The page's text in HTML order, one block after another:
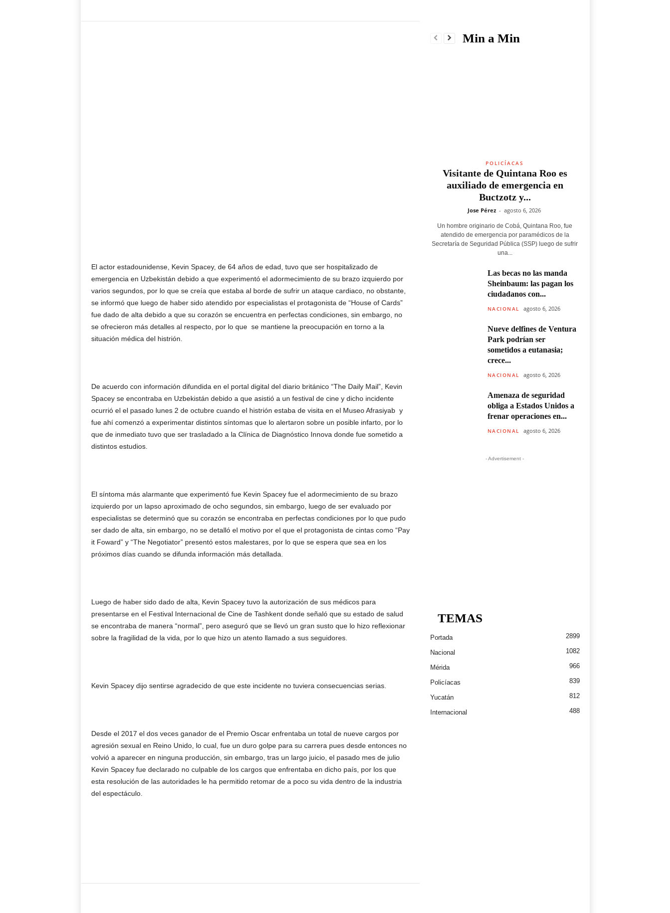
El actor estadounidense, Kevin Spacey, de 64 años de edad, tuvo que ser hospitalizado de
emergencia en Uzbekistán debido a que experimentó el adormecimiento de su brazo izquierdo por
varios segundos, por lo que se creía que estaba al borde de sufrir un ataque cardiaco, no obstante,
se informó que luego de haber sido atendido por especialistas el protagonista de “House of Cards”
fue dado de alta debido a que su corazón se encuentra en perfectas condiciones, sin embargo, no
se ofrecieron más detalles al respecto, por lo que se mantiene la preocupación en torno a la
situación médica del histrión.
De acuerdo con información difundida en el portal digital del diario británico “The Daily Mail”, Kevin
Spacey se encontraba en Uzbekistán debido a que asistió a un festival de cine y dicho incidente
ocurrió el el pasado lunes 2 de octubre cuando el histrión estaba de visita en el Museo Afrasiyab y
fue ahí comenzó a experimentar distintos síntomas que lo alertaron sobre un posible infarto, por lo
que de inmediato tuvo que ser trasladado a la Clínica de Diagnóstico Innova donde fue sometido a
distintos estudios.
El síntoma más alarmante que experimentó fue Kevin Spacey fue el adormecimiento de su brazo
izquierdo por un lapso aproximado de ocho segundos, sin embargo, luego de ser evaluado por
especialistas se determinó que su corazón se encontraba en perfectas condiciones por lo que pudo
ser dado de alta, sin embargo, no se detalló el motivo por el que el protagonista de cintas como “Pay
it Foward” y “The Negotiator” presentó estos malestares, por lo que se espera que sea en los
próximos días cuando se difunda información más detallada.
Luego de haber sido dado de alta, Kevin Spacey tuvo la autorización de sus médicos para
presentarse en el Festival Internacional de Cine de Tashkent donde señaló que su estado de salud
se encontraba de manera “normal”, pero aseguró que se llevó un gran susto que lo hizo reflexionar
sobre la fragilidad de la vida, por lo que hizo un atento llamado a sus seguidores.
Kevin Spacey dijo sentirse agradecido de que este incidente no tuviera consecuencias serias.
Desde el 2017 el dos veces ganador de el Premio Oscar enfrentaba un total de nueve cargos por
agresión sexual en Reino Unido, lo cual, fue un duro golpe para su carrera pues desde entonces no
volvió a aparecer en ninguna producción, sin embargo, tras un largo juicio, el pasado mes de julio
Kevin Spacey fue declarado no culpable de los cargos que enfrentaba en dicho país, por los que
esta resolución de las autoridades le ha permitido retomar de a poco su vida dentro de la industria
del espectáculo.
Min a Min
POLICÍACAS
Visitante de Quintana Roo es
auxiliado de emergencia en
Buctzotz y...
Jose Pérez - agosto 6, 2026
Un hombre originario de Cobá, Quintana Roo, fue
atendido de emergencia por paramédicos de la
Secretaría de Seguridad Pública (SSP) luego de sufrir
una...
Las becas no las manda
Sheinbaum: las pagan los
ciudadanos con...
NACIONAL agosto 6, 2026
Nueve delfines de Ventura
Park podrían ser
sometidos a eutanasia;
crece...
NACIONAL agosto 6, 2026
Amenaza de seguridad
obliga a Estados Unidos a
frenar operaciones en...
NACIONAL agosto 6, 2026
- Advertisement -
TEMAS
Portada 2899
Nacional 1082
Mérida 966
Policíacas 839
Yucatán 812
Internacional 488